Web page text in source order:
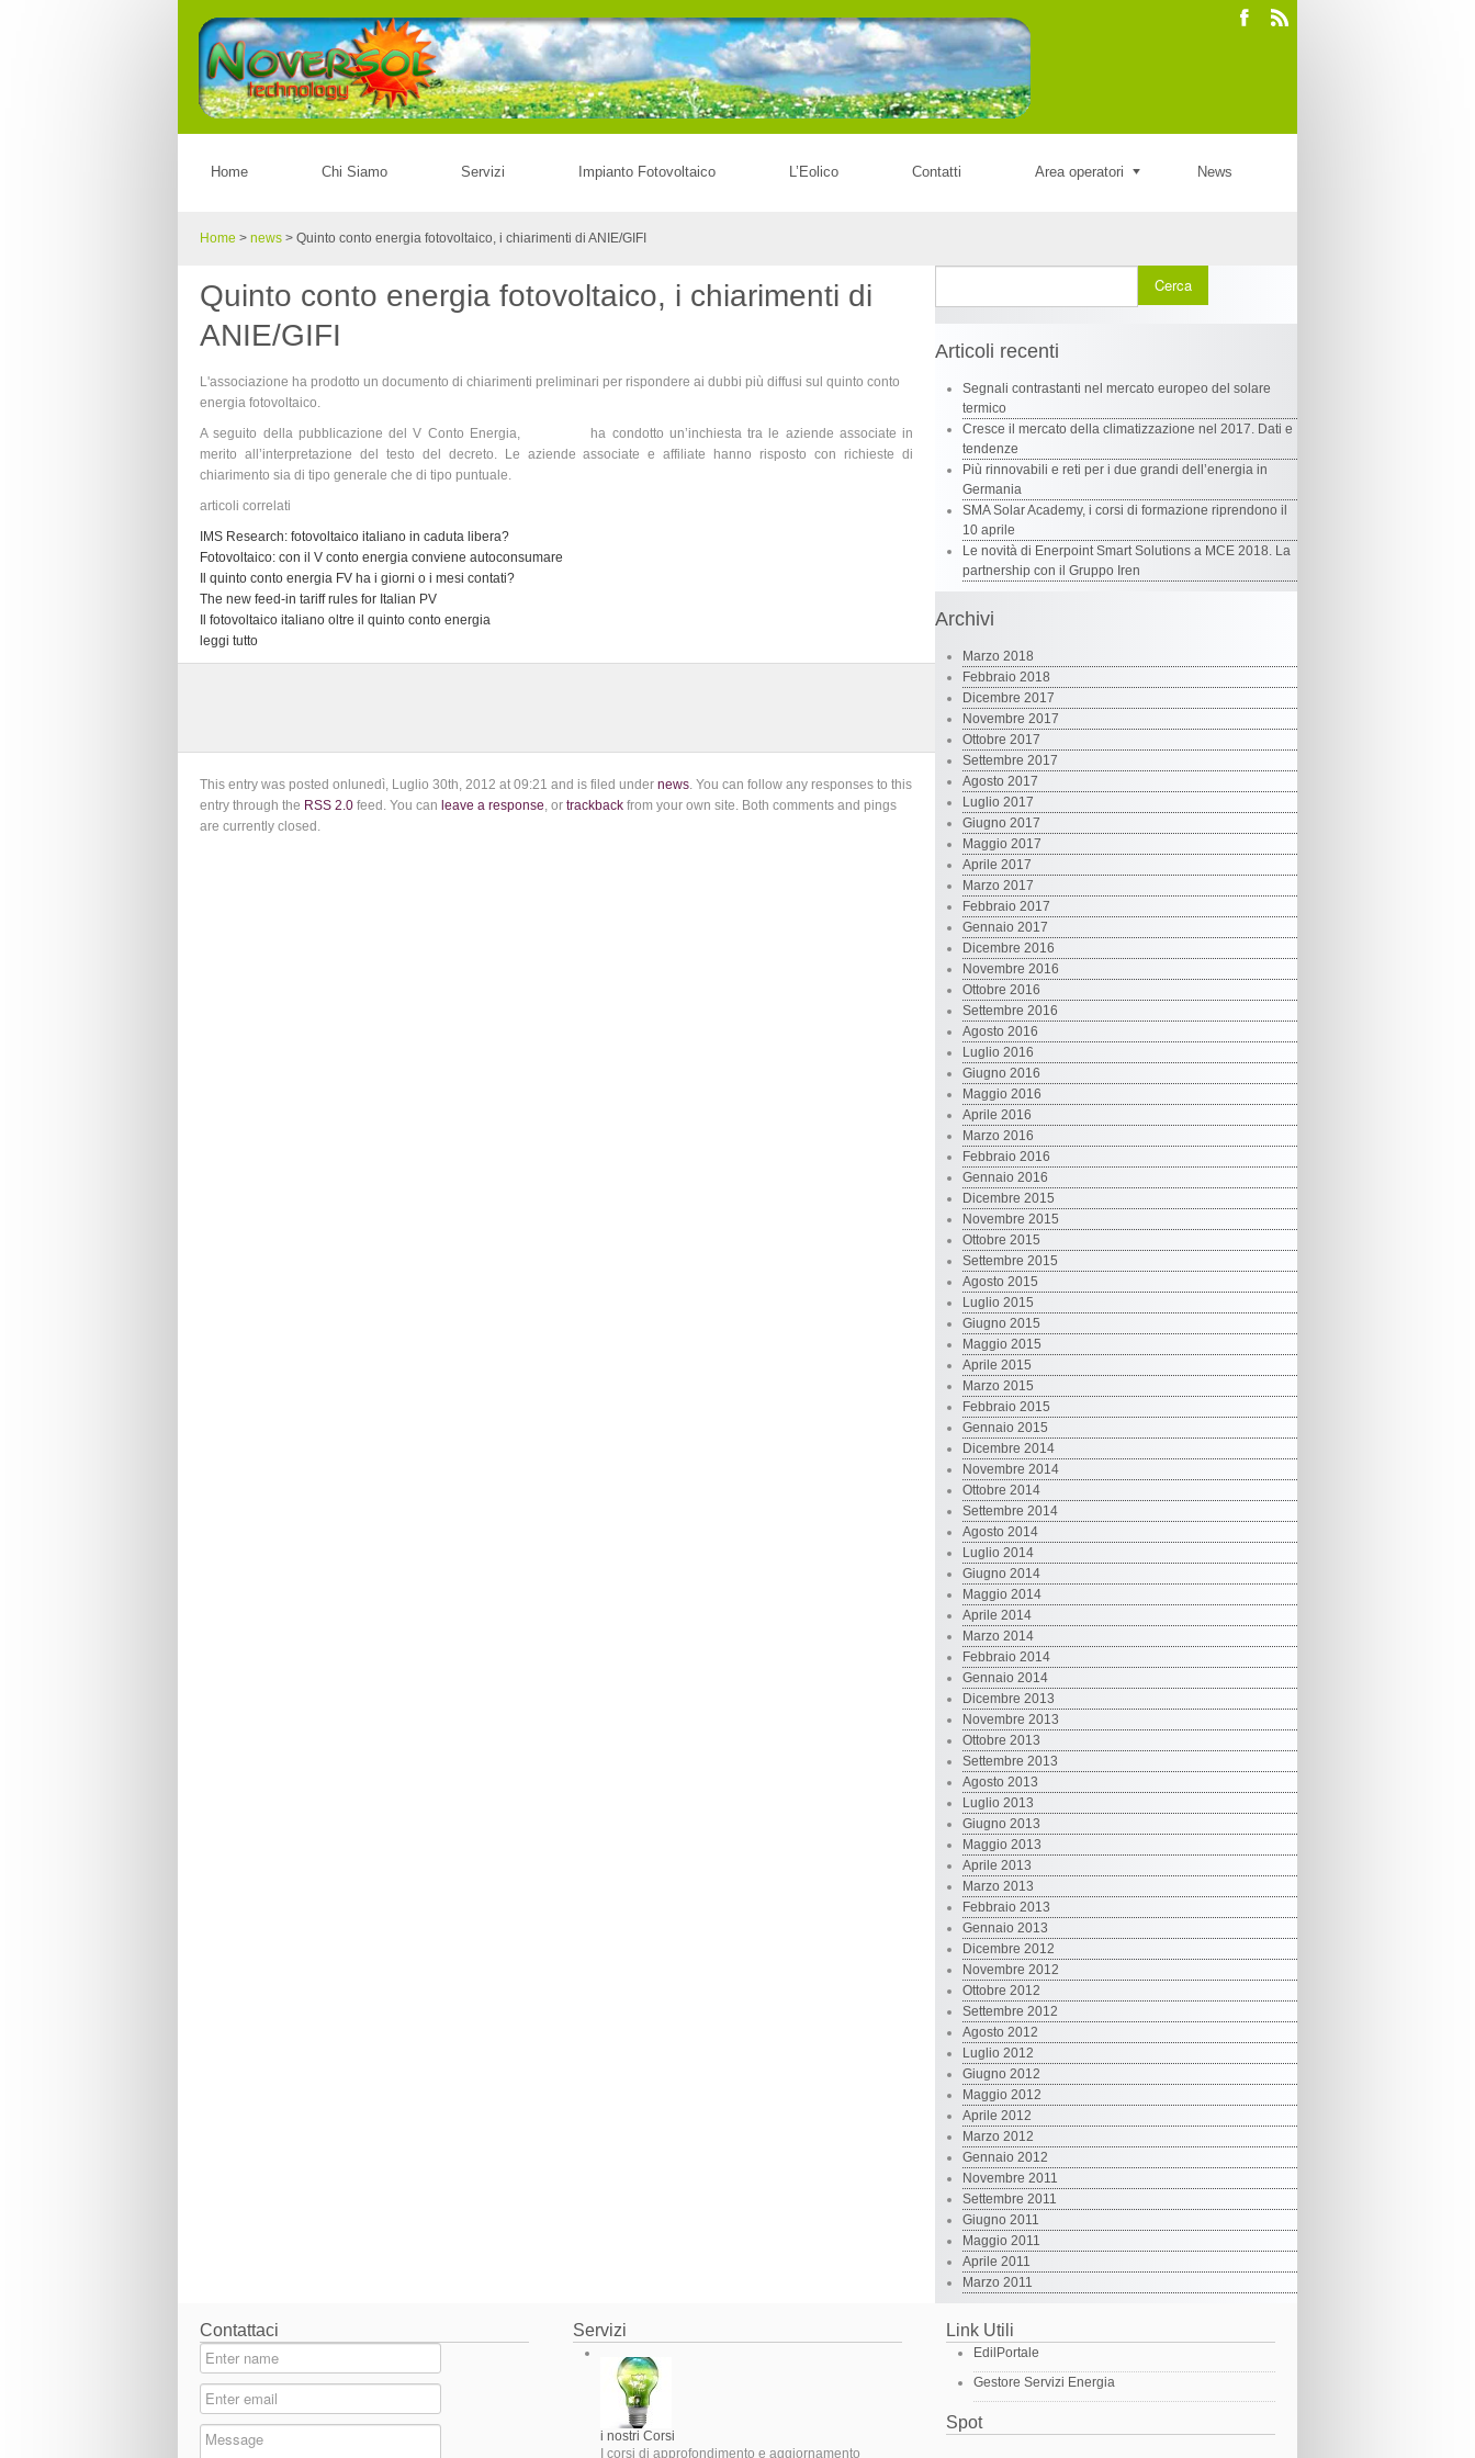
Home Chi Siamo Servizi Impianto Fotovoltaico L’Eolico Contatti Area operatori News
Home > news > Quinto conto energia fotovoltaico, i chiarimenti di ANIE/GIFI
Quinto conto energia fotovoltaico, i chiarimenti di
ANIE/GIFI
L'associazione ha prodotto un documento di chiarimenti preliminari per rispondere ai dubbi più diffusi sul quinto conto
energia fotovoltaico.
A seguito della pubblicazione del V Conto Energia,
ha condotto un’inchiesta tra le aziende associate in
merito all’interpretazione del testo del decreto. Le aziende associate e affiliate hanno risposto con richieste di
chiarimento sia di tipo generale che di tipo puntuale.
articoli correlati
IMS Research: fotovoltaico italiano in caduta libera?
Fotovoltaico: con il V conto energia conviene autoconsumare
Il quinto conto energia FV ha i giorni o i mesi contati?
The new feed-in tariff rules for Italian PV
Il fotovoltaico italiano oltre il quinto conto energia
leggi tutto
This entry was posted onlunedì, Luglio 30th, 2012 at 09:21 and is filed under news. You can follow any responses to this
entry through the RSS 2.0 feed. You can leave a response, or trackback from your own site. Both comments and pings
are currently closed.
Articoli recenti
Segnali contrastanti nel mercato europeo del solare
termico
Cresce il mercato della climatizzazione nel 2017. Dati e
tendenze
Più rinnovabili e reti per i due grandi dell’energia in
Germania
SMA Solar Academy, i corsi di formazione riprendono il
10 aprile
Le novità di Enerpoint Smart Solutions a MCE 2018. La
partnership con il Gruppo Iren
Archivi
Marzo 2018
Febbraio 2018
Dicembre 2017
Novembre 2017
Ottobre 2017
Settembre 2017
Agosto 2017
Luglio 2017
Giugno 2017
Maggio 2017
Aprile 2017
Marzo 2017
Febbraio 2017
Gennaio 2017
Dicembre 2016
Novembre 2016
Ottobre 2016
Settembre 2016
Agosto 2016
Luglio 2016
Giugno 2016
Maggio 2016
Aprile 2016
Marzo 2016
Febbraio 2016
Gennaio 2016
Dicembre 2015
Novembre 2015
Ottobre 2015
Settembre 2015
Agosto 2015
Luglio 2015
Giugno 2015
Maggio 2015
Aprile 2015
Marzo 2015
Febbraio 2015
Gennaio 2015
Dicembre 2014
Novembre 2014
Ottobre 2014
Settembre 2014
Agosto 2014
Luglio 2014
Giugno 2014
Maggio 2014
Aprile 2014
Marzo 2014
Febbraio 2014
Gennaio 2014
Dicembre 2013
Novembre 2013
Ottobre 2013
Settembre 2013
Agosto 2013
Luglio 2013
Giugno 2013
Maggio 2013
Aprile 2013
Marzo 2013
Febbraio 2013
Gennaio 2013
Dicembre 2012
Novembre 2012
Ottobre 2012
Settembre 2012
Agosto 2012
Luglio 2012
Giugno 2012
Maggio 2012
Aprile 2012
Marzo 2012
Gennaio 2012
Novembre 2011
Settembre 2011
Giugno 2011
Maggio 2011
Aprile 2011
Marzo 2011
Contattaci Servizi
i nostri Corsi
I corsi di approfondimento e aggiornamento
Link Utili
EdilPortale
Gestore Servizi Energia
Spot